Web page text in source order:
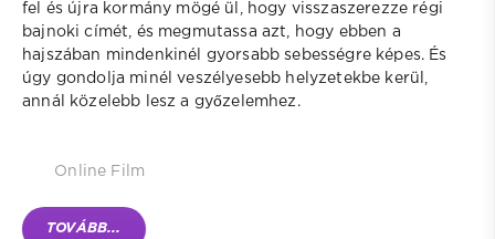
fel és újra kormány mögé ül, hogy visszaszerezze régi
bajnoki címét, és megmutassa azt, hogy ebben a
hajszában mindenkinél gyorsabb sebességre képes. És
úgy gondolja minél veszélyesebb helyzetekbe kerül,
annál közelebb lesz a győzelemhez.
Online Film
TOVÁBB...